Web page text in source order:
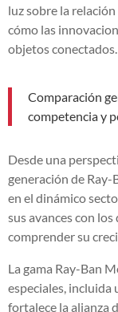
luz sobre la
cómo las
objetos conectados.
Comparación
competencia y
Desde una
generación de
en el dinámico
sus avances con
comprender su
La gama Ray-Ban
especiales, incluida
fortalece la alianza